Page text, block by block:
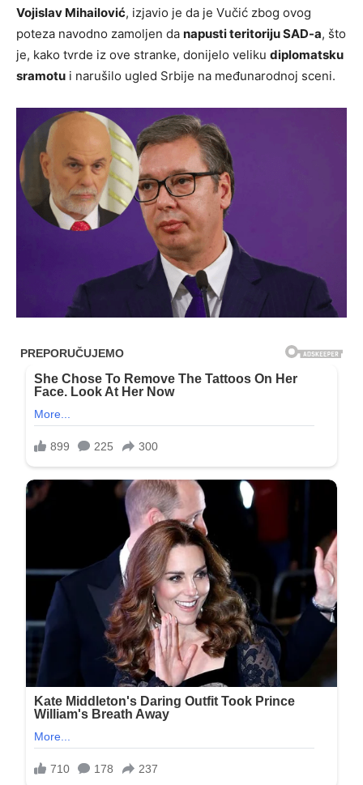
Vojislav Mihailović, izjavio je da je Vučić zbog ovog
poteza navodno zamoljen da napusti teritoriju SAD-a, što
je, kako tvrde iz ove stranke, donijelo veliku diplomatsku
sramotu i narušilo ugled Srbije na međunarodnoj sceni.